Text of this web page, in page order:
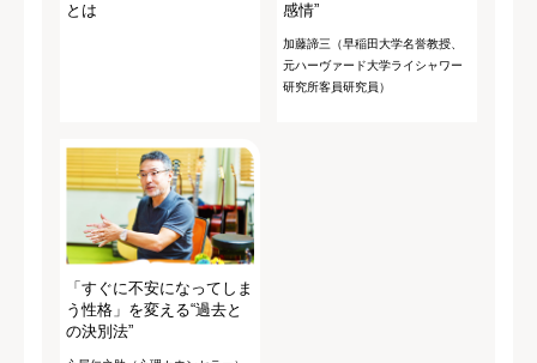
とは
感情”
加藤諦三（早稲田大学名誉教授、
元ハーヴァード大学ライシャワー
研究所客員研究員）
「すぐに不安になってしま
う性格」を変える“過去と
の決別法”